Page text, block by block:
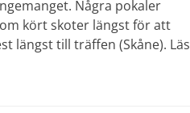
Några pokaler
kört skoter längst för att
längst till träffen (Skåne). Läs